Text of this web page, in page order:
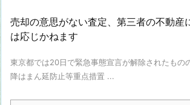
売却の意思がない査定、第三者の不動産
は応じかねます
東京都では20日で緊急事態宣言が解除されたもの
降はまん延防止等重点措置 ...